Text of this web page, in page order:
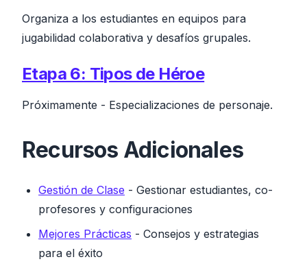
Organiza a los estudiantes en equipos para
jugabilidad colaborativa y desafíos grupales.
Etapa 6: Tipos de Héroe
Próximamente - Especializaciones de personaje.
Recursos Adicionales
Gestión de Clase - Gestionar estudiantes, co-
profesores y configuraciones
Mejores Prácticas - Consejos y estrategias
para el éxito